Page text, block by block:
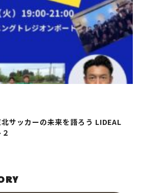
北サッカーの未来を語ろう LIDEAL